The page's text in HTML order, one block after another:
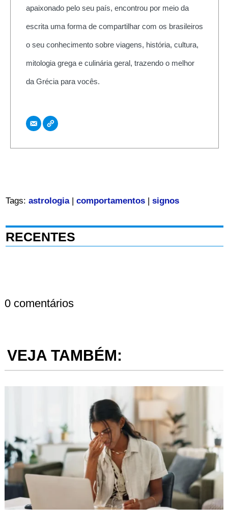
apaixonado pelo seu país, encontrou por meio da
escrita uma forma de compartilhar com os brasileiros
o seu conhecimento sobre viagens, história, cultura,
mitologia grega e culinária geral, trazendo o melhor
da Grécia para vocês.
Tags: astrologia| comportamentos| signos
RECENTES
0 comentários
VEJA TAMBÉM: